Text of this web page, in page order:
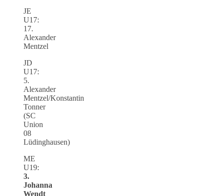
JE
U17:
17.
Alexander
Mentzel
JD
U17:
5.
Alexander
Mentzel/Konstantin
Tonner
(SC
Union
08
Lüdinghausen)
ME
U19:
3.
Johanna
Wendt